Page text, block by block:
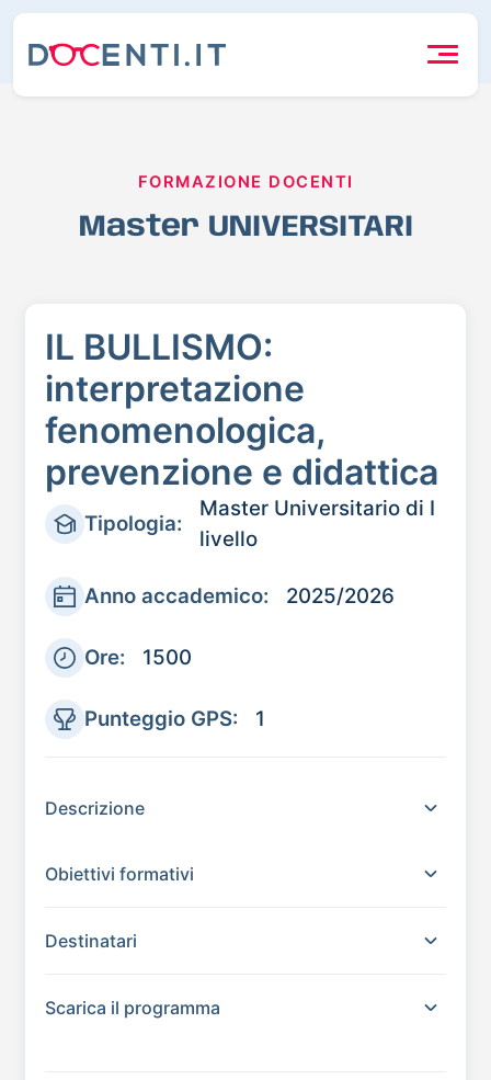
FORMAZIONE DOCENTI
Master UNIVERSITARI
IL BULLISMO:
interpretazione
fenomenologica,
prevenzione e didattica
Tipologia:
Master Universitario di I
livello
Anno accademico: 2025/2026
Ore: 1500
Punteggio GPS: 1
Descrizione
Obiettivi formativi
Destinatari
Scarica il programma